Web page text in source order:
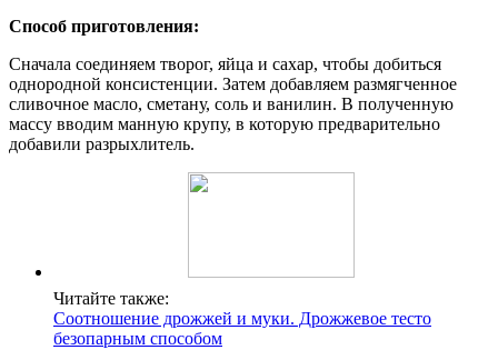
Способ приготовления:
Сначала соединяем творог, яйца и сахар, чтобы добиться
однородной консистенции. Затем добавляем размягченное
сливочное масло, сметану, соль и ванилин. В полученную
массу вводим манную крупу, в которую предварительно
добавили разрыхлитель.
Читайте также:
Соотношение дрожжей и муки. Дрожжевое тесто
безопарным способом